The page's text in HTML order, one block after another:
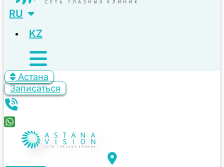
RU
KZ
Астана
Записаться